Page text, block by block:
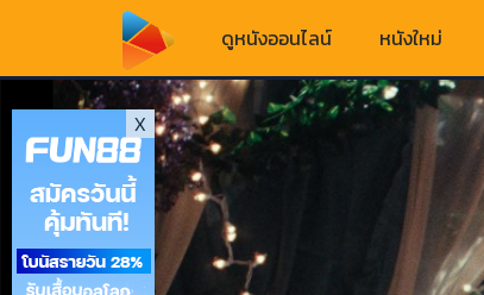
ดูหนังออนไลน์ หนังใหม่
X